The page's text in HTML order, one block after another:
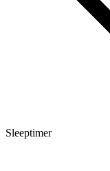
Sleeptimer